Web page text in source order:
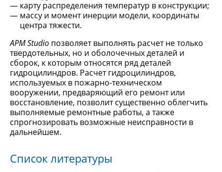
карту распределения температур в конструкции;
массу и момент инерции модели, координаты
центра тяжести.
APM Studio позволяет выполнять расчет не только
твердотельных, но и оболочечных деталей и
сборок, к которым относятся ряд деталей
гидроцилиндров. Расчет гидроцилиндров,
используемых в пожарно-техническом
вооружении, предваряющий его ремонт или
восстановление, позволит существенно облегчить
выполняемые ремонтные работы, а также
спрогнозировать возможные неисправности в
дальнейшем.
Список литературы